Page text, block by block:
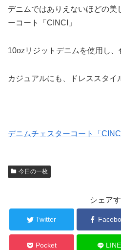
デニムではありえないほどの美
ーコート「CINCI」
10ozリジットデニムを使用し、
カジュアルにも、ドレススタイ
デニムチェスターコート「
今日の一枚
シェア
Twitter
Pocket LINE